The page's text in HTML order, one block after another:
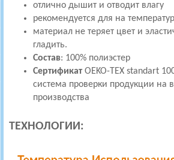
отлично дышит и отводит влагу
рекомендуется для на
материал не теряет цвет и
гладить.
Состав: 100% полиэстер
СертификатOEKO-TEX standart
система проверки продукции на
производства
ТЕХНОЛОГИИ: